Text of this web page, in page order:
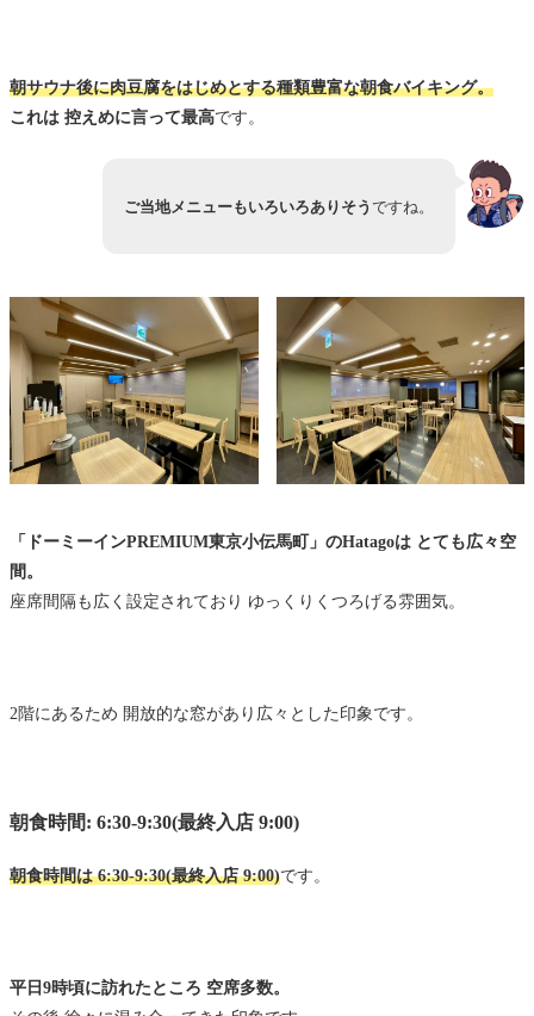
朝サウナ後に肉豆腐をはじめとする種類豊富な朝食バイキング。
これは 控えめに言って最高です。
ご当地メニューもいろいろありそうですね。
「ドーミーインPREMIUM東京小伝馬町」のHatagoは とても広々空
間。
座席間隔も広く設定されており ゆっくりくつろげる雰囲気。
2階にあるため 開放的な窓があり広々とした印象です。
朝食時間: 6:30-9:30(最終入店 9:00)
朝食時間は 6:30-9:30(最終入店 9:00)です。
平日9時頃に訪れたところ 空席多数。